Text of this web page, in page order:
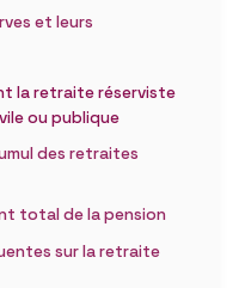
et leurs
la retraite réserviste
ou publique
des retraites
total de la pension
sur la retraite